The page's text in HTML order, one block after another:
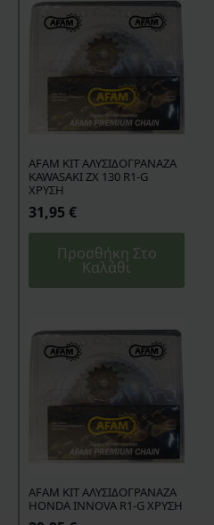
AFAM KIT ΑΛΥΣΙΔΟΓΡΑΝΑΖΑ
KAWASAKI ZX 130 R1-G
ΧΡΥΣΗ
31,95 €
Προσθήκη Στο
Καλάθι
AFAM KIT ΑΛΥΣΙΔΟΓΡΑΝΑΖΑ
HONDA INNOVA R1-G ΧΡΥΣΗ